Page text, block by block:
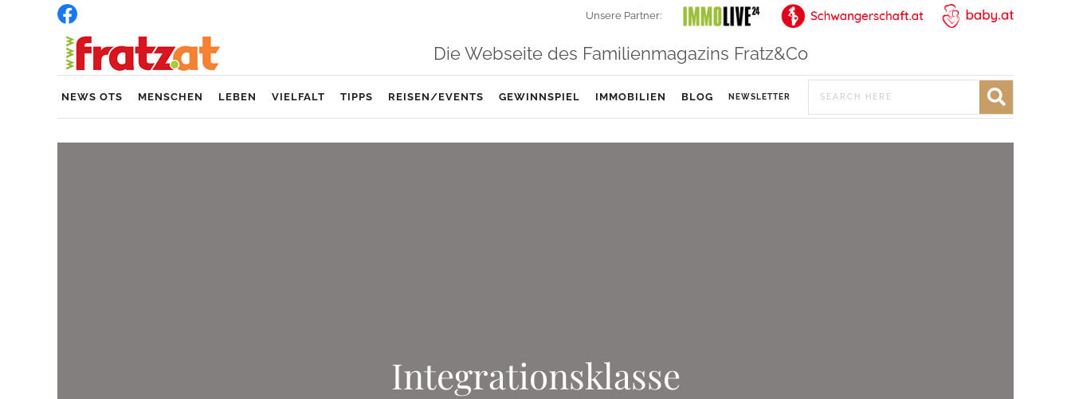
Unsere Partner:
Die Webseite des Familienmagazins Fratz&Co
NEWS OTS MENSCHEN LEBEN VIELFALT TIPPS REISEN/EVENTS GEWINNSPIEL IMMOBILIEN BLOG NEWSLETTER
Integrationsklasse